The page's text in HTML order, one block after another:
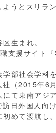
うとスリラ
生まれ。
支援サイト
部社会学科
（2015年6月
て東南アジ
日外国人向け
めて渡航し